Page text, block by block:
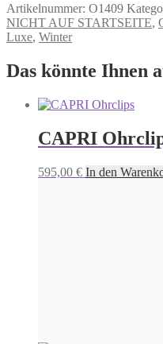
Artikelnummer: O1409
NICHT AUF STARTSEITE,
Luxe, Winter
Das könnte Ihnen
CAPRI
595,00 € In den